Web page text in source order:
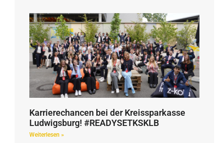
Karrierechancen bei der Kreissparkasse
Ludwigsburg! #READYSETKSKLB
Weiterlesen »